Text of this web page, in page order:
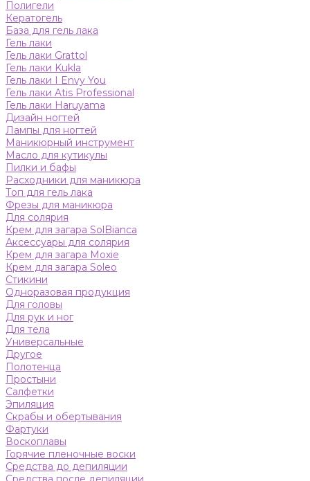
Полигели
Кератогель
База для гель лака
Гель лаки
Гель лаки Grattol
Гель лаки Kukla
Гель лаки I Envy You
Гель лаки Atis Professional
Гель лаки Haruyama
Дизайн ногтей
Лампы для ногтей
Маникюрный инструмент
Масло для кутикулы
Пилки и бафы
Расходники для маникюра
Топ для гель лака
Фрезы для маникюра
Для солярия
Крем для загара SolBianca
Аксессуары для солярия
Крем для загара Moxie
Крем для загара Soleo
Стикини
Одноразовая продукция
Для головы
Для рук и ног
Для тела
Универсальные
Другое
Полотенца
Простыни
Салфетки
Эпиляция
Скрабы и обертывания
Фартуки
Воскоплавы
Горячие пленочные воски
Средства до депиляции